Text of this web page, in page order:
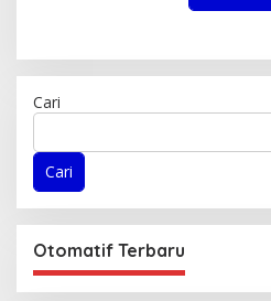
Cari
Cari
Otomatif Terbaru